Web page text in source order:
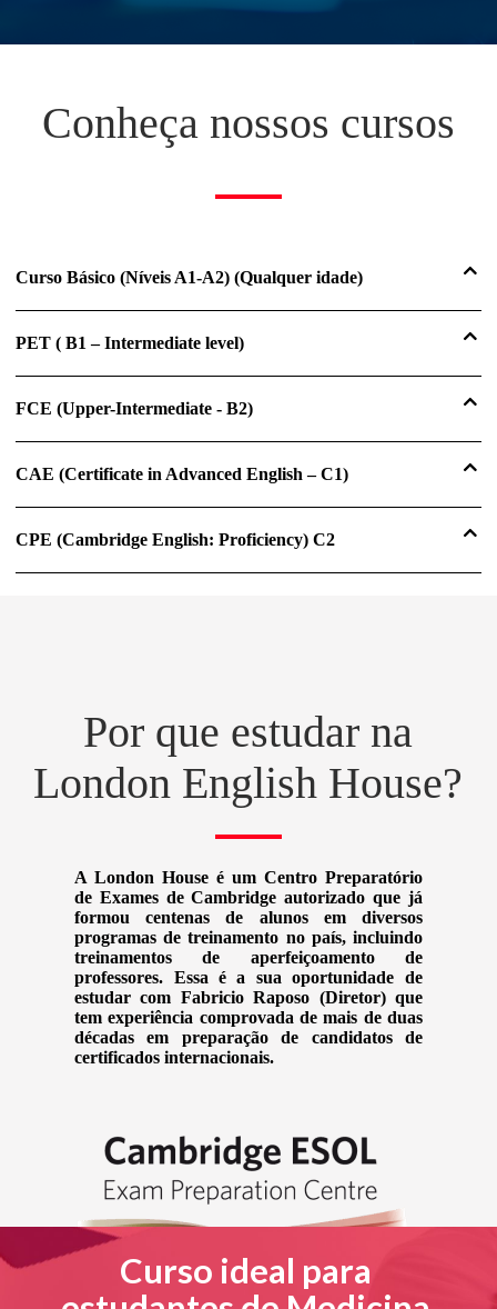
Conheça nossos cursos
Curso Básico (Níveis A1-A2) (Qualquer idade)
PET ( B1 – Intermediate level)
FCE (Upper-Intermediate - B2)
CAE (Certificate in Advanced English – C1)
CPE (Cambridge English: Proficiency) C2
Por que estudar na
London English House?
A London House é um Centro Preparatório
de Exames de Cambridge autorizado que já
formou centenas de alunos em diversos
programas de treinamento no país, incluindo
treinamentos de aperfeiçoamento de
professores. Essa é a sua oportunidade de
estudar com Fabricio Raposo (Diretor) que
tem experiência comprovada de mais de duas
décadas em preparação de candidatos de
certificados internacionais.
Curso ideal para